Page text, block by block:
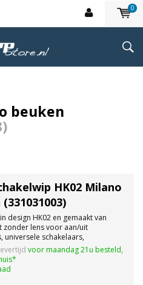
0
beuken
HK02 Milano
design HK02 en gemaakt van
zonder lens voor aan/uit
universele schakelaars,
drukknoppen,
IP20.
voor maandag 21u besteld,